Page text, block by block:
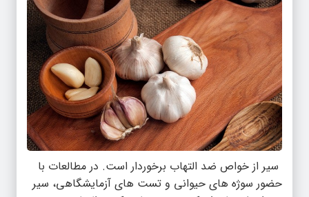
سیر از خواص ضد التهاب برخوردار است. در مطالعات با
حضور سوژه های حیوانی و تست های آزمایشگاهی، سیر